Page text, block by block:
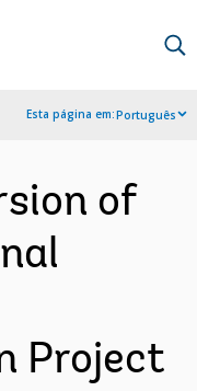
Esta página em:Português
of
Project